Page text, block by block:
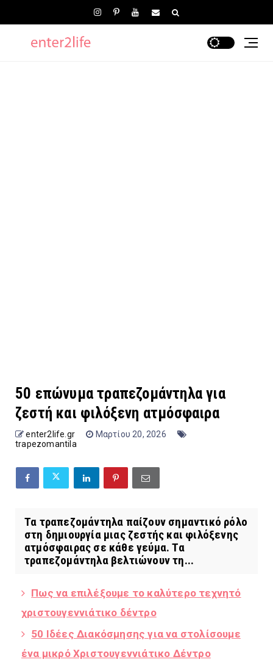
50 επώνυμα τραπεζομάντηλα για
ζεστή και φιλόξενη ατμόσφαιρα
enter2life.gr
Μαρτίου 20, 2026
trapezomantila
Τα τραπεζομάντηλα παίζουν σημαντικό ρόλο
στη δημιουργία μιας ζεστής και φιλόξενης
ατμόσφαιρας σε κάθε γεύμα. Τα
τραπεζομάντηλα βελτιώνουν τη...
Πως να επιλέξουμε το καλύτερο τεχνητό
χριστουγεννιάτικο δέντρο
50 Ιδέες Διακόσμησης για να στολίσουμε
ένα μικρό Χριστουγεννιάτικο Δέντρο